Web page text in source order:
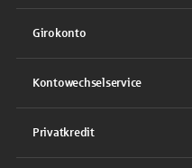
Girokonto
Kontowechselservice
Privatkredit